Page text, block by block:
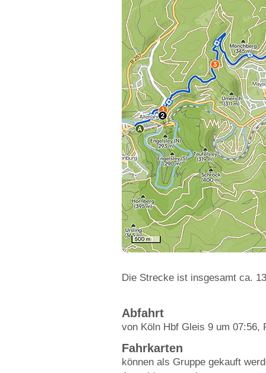
Die Strecke ist insgesamt ca.
Abfahrt
von Köln Hbf Gleis 9 um 07:56,
Fahrkarten
können als Gruppe gekauft